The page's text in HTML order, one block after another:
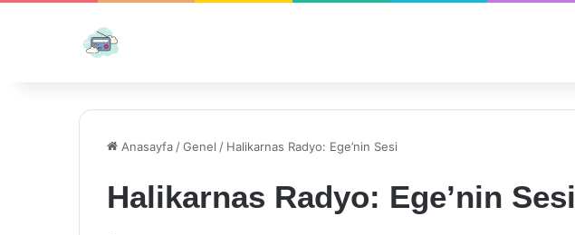
Anasayfa /Genel / Halikarnas Radyo: Ege’nin Sesi
Halikarnas Radyo: Ege’nin Sesi